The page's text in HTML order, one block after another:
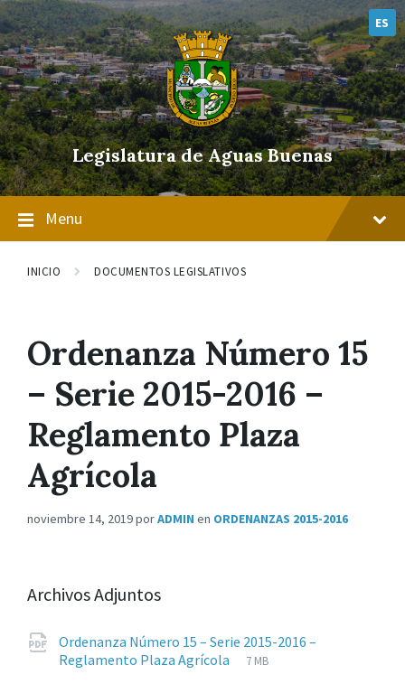
Skip
to
content
Skip
to
main
navigation
Skip
to
footer
ES
Legislatura de Aguas Buenas
Menu
INICIO DOCUMENTOS LEGISLATIVOS
Ordenanza Número 15
– Serie 2015-2016 –
Reglamento Plaza
Agrícola
noviembre 14, 2019porADMIN en ORDENANZAS 2015-2016
Archivos Adjuntos
Ordenanza Número 15 – Serie 2015-2016 –
Reglamento Plaza Agrícola
Extensiones
pdf
Tamaño
7 MB